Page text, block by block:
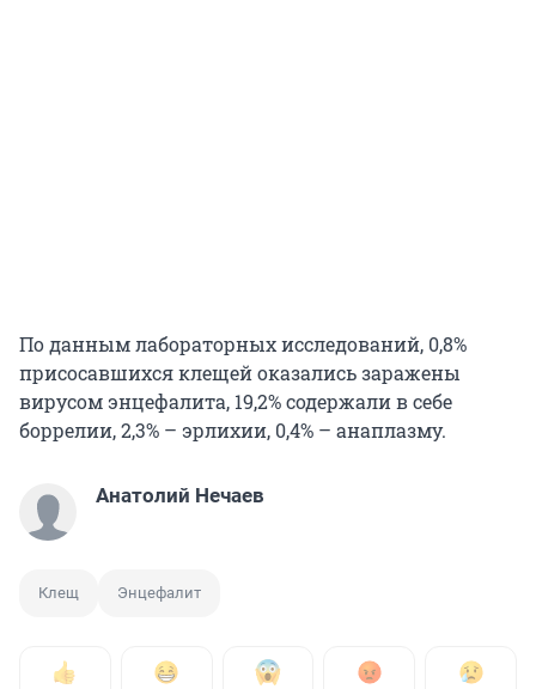
По данным лабораторных исследований, 0,8%
присосавшихся клещей оказались заражены
вирусом энцефалита, 19,2% содержали в себе
боррелии, 2,3% – эрлихии, 0,4% – анаплазму.
Анатолий Нечаев
Клещ Энцефалит